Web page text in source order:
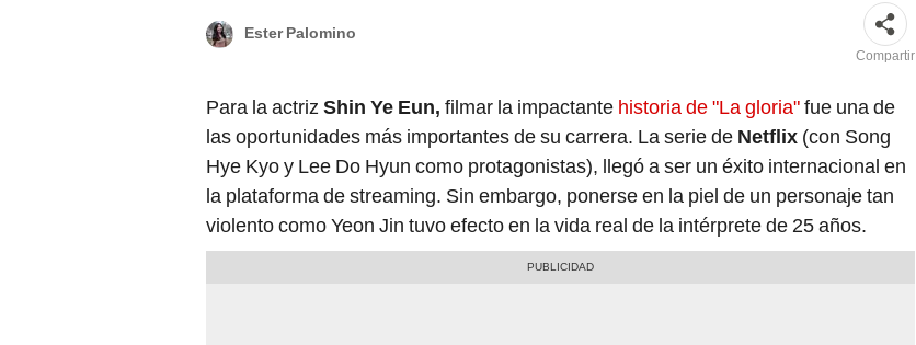
Ester Palomino
Compartir
Para la actrizShin Ye Eun, filmar la impactante historia de "La gloria"fue una de
las oportunidades más importantes de su carrera. La serie de Netflix (con Song
Hye Kyo y Lee Do Hyun como protagonistas), llegó a ser un éxito internacional en
la plataforma de streaming. Sin embargo, ponerse en la piel de un personaje tan
violento como Yeon Jin tuvo efecto en la vida real de la intérprete de 25 años.